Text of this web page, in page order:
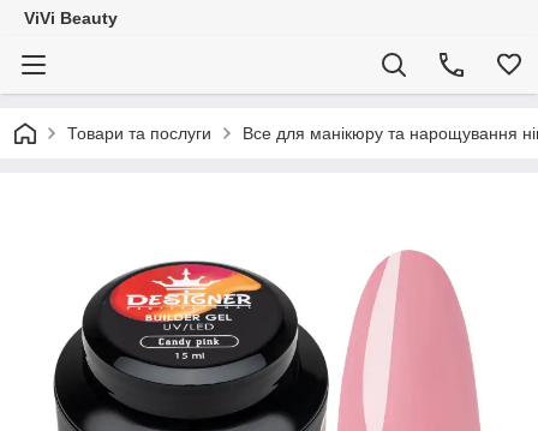
ViVi Beauty
Товари та послуги Все для манікюру та нарощування